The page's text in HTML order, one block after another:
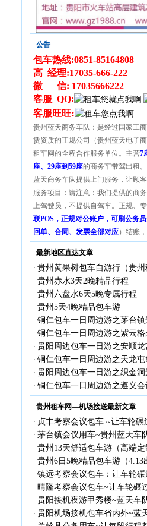
公告
包车热线:0851-85164808
高 经理:17035-666-222
微 信: 17035666222
客服 QQ:
客服旺旺:
贵州蓝天商务车队：是经过国家工
赁资质的正规公司（贵州蓝天电子
租车网的全程合作服务单位。主营7
座、29座到59座的商务车带驾出租
蓝天商务车队提供上门服务，让顾客
服务项目：请注意：我们提供的商
上驾驶员，不提供自驾车。正规、
联POS，正规对公账户，可刷公务
回单、合同、发票全部对应）结账，
最新地区直达文章
· 贵州黄果树包车自游行（贵
· 贵州赤水3天2晚精品行程
· 贵州六盘水6天5晚专属行程
· 贵州5天4晚精品包车游
· 铜仁包车一日周边游之茅台镇
· 铜仁包车一日周边游之紫云格
· 贵阳周边包车一日游之安顺龙
· 铜仁包车一日周边游之天龙屯
· 贵阳周边包车一日游之织金洞
· 铜仁包车一日周边游之遵义会
贵州租车网—机场接送最新文章
· 贞丰考察会议包车 ~让车轮碾
· 茅台镇会议用车~贵州蓝天车
· 贵州13天舒适包车游（高端定
· 贵州6日5晚精品包车游（4.13
· 镇远考察会议包车：让车轮
· 晴隆考察会议包车~让车轮碾
· 贵阳接机夜游甲秀楼~蓝天车
· 贵阳机场接机包车省内外~蓝